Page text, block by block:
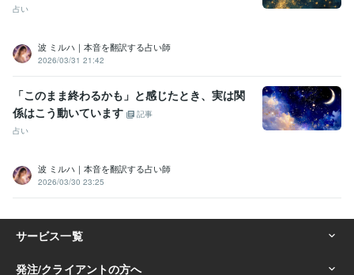
占い
波 ミルハ｜本音を翻訳する占い師
2026/03/31 21:42
「このまま終わるかも」と感じたとき、実は関
係はこう動いています
記事
占い
波 ミルハ｜本音を翻訳する占い師
2026/03/30 23:25